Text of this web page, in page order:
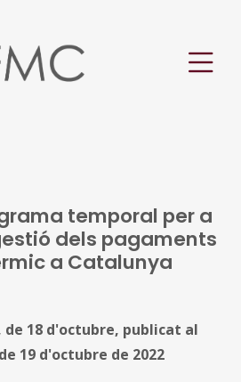
temporal per a
dels pagaments
a Catalunya
de 18 d'octubre, publicat al
19 d'octubre de 2022